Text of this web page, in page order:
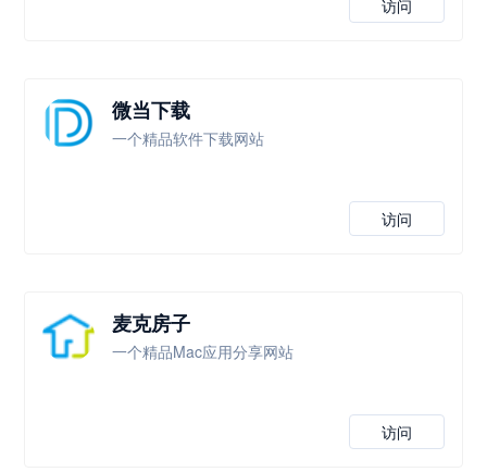
访问
微当下载
一个精品软件下载网站
访问
麦克房子
一个精品Mac应用分享网站
访问